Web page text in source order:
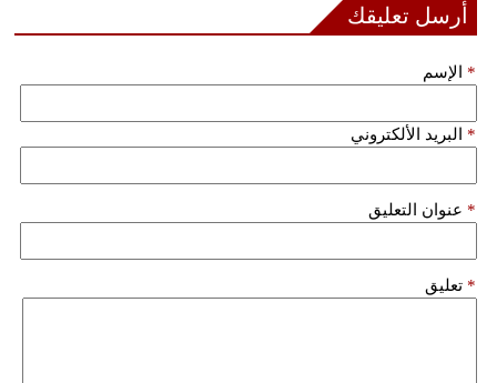
أرسل تعليقك
الإسم *
البريد الألكتروني *
عنوان التعليق *
تعليق *